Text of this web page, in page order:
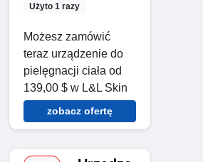
Użyto 1 razy
Możesz zamówić
teraz urządzenie do
pielęgnacji ciała od
139,00 $ w L&L Skin
zobacz ofertę